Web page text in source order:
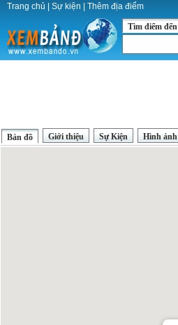
Trang chủ Sự kiện Thêm địa điểm
Tìm điểm đến
Bản đồ Giới thiệu Sự Kiện Hình ảnh